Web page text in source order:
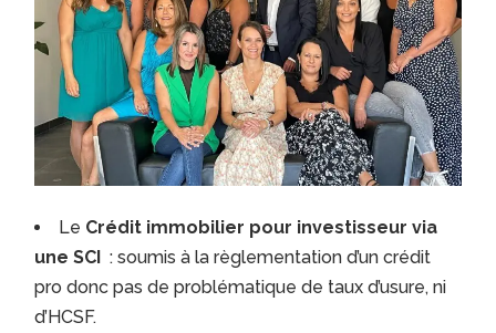
Le Crédit immobilier pour investisseur via
une SCI : soumis à la règlementation d’un crédit
pro donc pas de problématique de taux d’usure, ni
d’HCSF.